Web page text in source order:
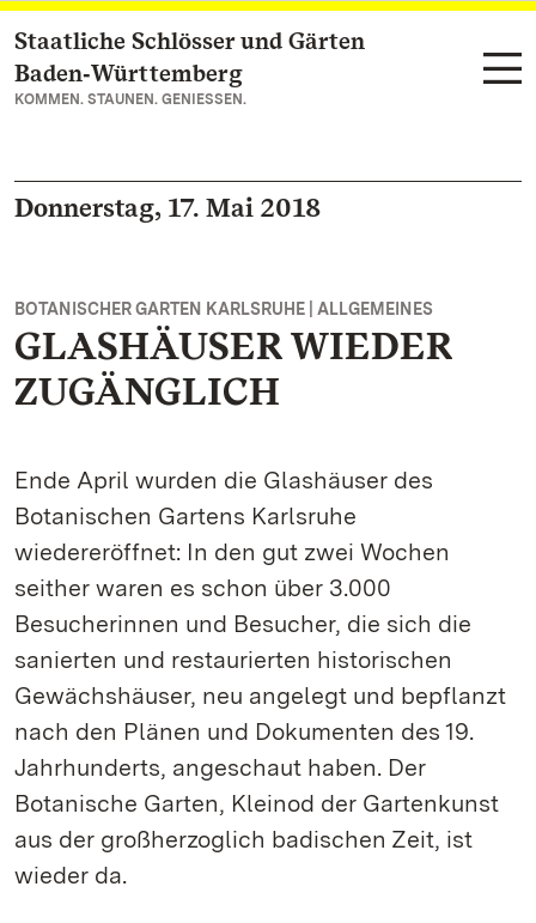
Zum Hauptinhalt springen
Staatliche Schlösser und Gärten
Baden‑Württemberg
KOMMEN. STAUNEN. GENIESSEN.
Donnerstag, 17. Mai 2018
BOTANISCHER GARTEN KARLSRUHE | ALLGEMEINES
GLASHÄUSER WIEDER
ZUGÄNGLICH
Ende April wurden die Glashäuser des
Botanischen Gartens Karlsruhe
wiedereröffnet: In den gut zwei Wochen
seither waren es schon über 3.000
Besucherinnen und Besucher, die sich die
sanierten und restaurierten historischen
Gewächshäuser, neu angelegt und bepflanzt
nach den Plänen und Dokumenten des 19.
Jahrhunderts, angeschaut haben. Der
Botanische Garten, Kleinod der Gartenkunst
aus der großherzoglich badischen Zeit, ist
wieder da.